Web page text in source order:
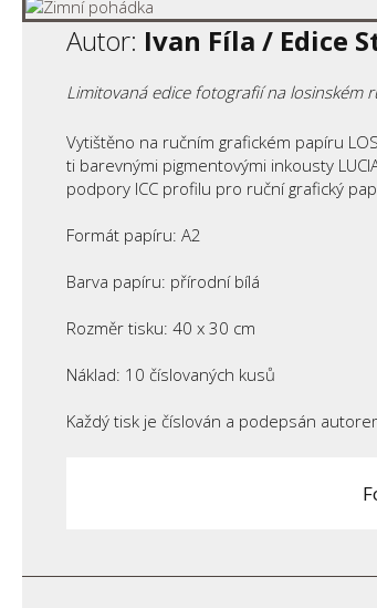
Autor: Ivan Fíla / Edice
Limitovaná edice fotografií na losinském
Vytištěno na ručním grafickém papíru
ti barevnými pigmentovými inkousty
podpory ICC profilu pro ruční grafický
Formát papíru: A2
Barva papíru: přírodní bílá
Rozměr tisku: 40 x 30 cm
Náklad: 10 číslovaných kusů
Každý tisk je číslován a podepsán